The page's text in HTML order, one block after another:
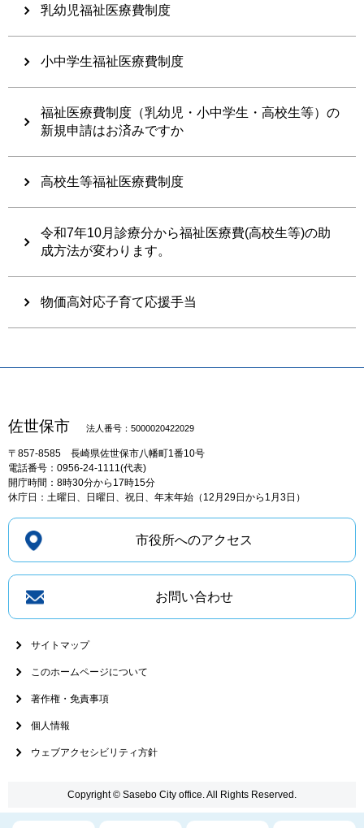
乳幼児福祉医療費制度
小中学生福祉医療費制度
福祉医療費制度（乳幼児・小中学生・高校生等）の
新規申請はお済みですか
高校生等福祉医療費制度
令和7年10月診療分から福祉医療費(高校生等)の助
成方法が変わります。
物価高対応子育て応援手当
佐世保市 法人番号：5000020422029
〒857-8585 長崎県佐世保市八幡町1番10号
電話番号：0956-24-1111(代表)
開庁時間：8時30分から17時15分
休庁日：土曜日、日曜日、祝日、年末年始（12月29日から1月3日）
市役所へのアクセス
お問い合わせ
サイトマップ
このホームページについて
著作権・免責事項
個人情報
ウェブアクセシビリティ方針
Copyright © Sasebo City office. All Rights Reserved.